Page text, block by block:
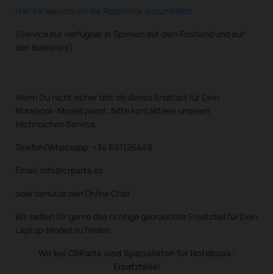
Hier klicken um um die Reparatur anzumelden
(Service nur verfügbar in Spanien auf dem Festland und auf
den Balearen!)
Wenn Du nicht sicher bist ob dieses Ersatzeil für Dein
Notebook-Modell passt, bitte kontaktiere unseren
technischen Service.
Telefon/Whatsapp: +34 691126449
Email: info@crparts.es
oder benutze den Online Chat.
Wir helfen Dir gerne das richtige gebrauchte Ersatzteil für Dein
Laptop-Modell zu finden.
Wir bei CRParts sind Spezialisten für Notebook-
Ersatzteile!